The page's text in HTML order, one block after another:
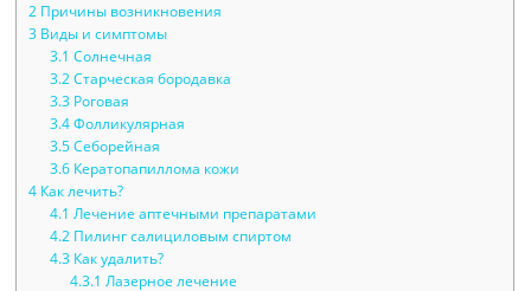
2 Причины возникновения
3 Виды и симптомы
3.1 Солнечная
3.2Старческая бородавка
3.3Роговая
3.4Фолликулярная
3.5Себорейная
3.6Кератопапиллома кожи
4 Как лечить?
4.1 Лечение аптечными препаратами
4.2Пилинг салициловым спиртом
4.3Как удалить?
4.3.1 Лазерное лечение